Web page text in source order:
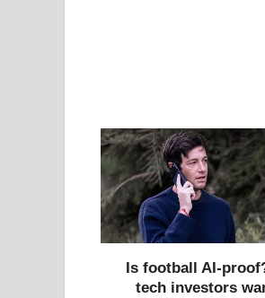
Is football AI-
tech investors